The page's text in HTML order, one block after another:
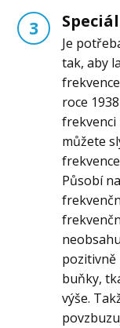
3
Je
tak, aby
roce
frekvenci
můžete
Působí
pozitivně
buňky,
výše.